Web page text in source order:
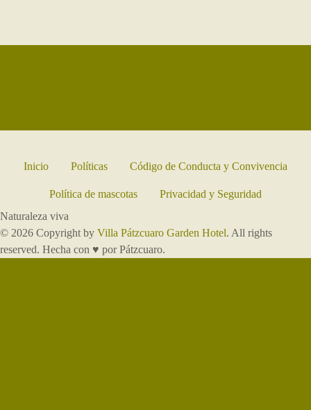
Inicio Políticas Código de Conducta y Convivencia
Política de mascotas
Privacidad y Seguridad
Naturaleza viva
© 2026 Copyright by Villa Pátzcuaro Garden Hotel. All rights
reserved. Hecha con ♥ por Pátzcuaro.